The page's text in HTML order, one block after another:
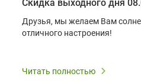
Скидка выходного дня
Друзья, мы желаем Вам
отличного настроения!
Читать полностью